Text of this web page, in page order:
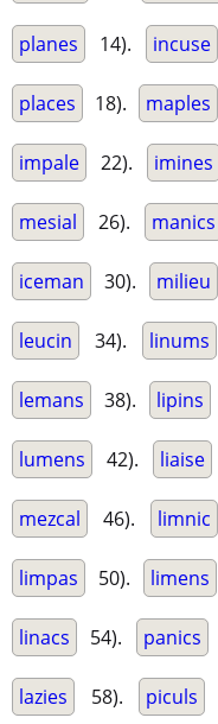
planes 14). incuse
places 18). maples
impale 22). imines
mesial 26). manics
iceman 30). milieu
leucin 34). linums
lemans 38). lipins
lumens 42). liaise
mezcal 46). limnic
limpas 50). limens
linacs 54). panics
lazies 58). piculs